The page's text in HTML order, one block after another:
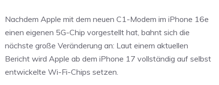
Nachdem Apple mit dem neuen C1-Modem im iPhone 16e
einen eigenen 5G-Chip vorgestellt hat, bahnt sich die
nächste große Veränderung an: Laut einem aktuellen
Bericht wird Apple ab dem iPhone 17 vollständig auf selbst
entwickelte Wi-Fi-Chips setzen.